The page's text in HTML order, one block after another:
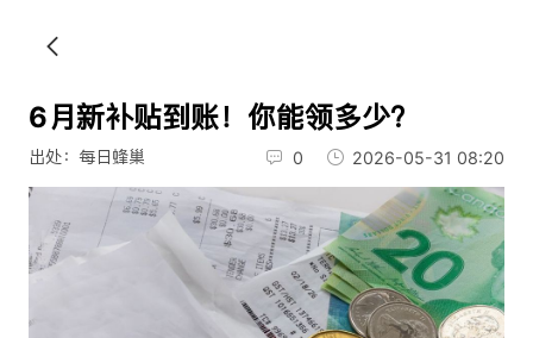
6月新补贴到账！你能领多少？
出处：每日蜂巢 0 2026-05-31 08:20